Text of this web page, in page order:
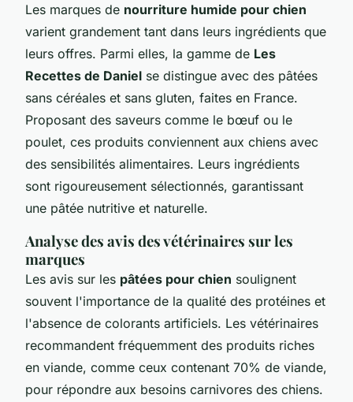
Les marques de nourriture humide pour chien
varient grandement tant dans leurs ingrédients que
leurs offres. Parmi elles, la gamme de Les
Recettes de Daniel se distingue avec des pâtées
sans céréales et sans gluten, faites en France.
Proposant des saveurs comme le bœuf ou le
poulet, ces produits conviennent aux chiens avec
des sensibilités alimentaires. Leurs ingrédients
sont rigoureusement sélectionnés, garantissant
une pâtée nutritive et naturelle.
Analyse des avis des vétérinaires sur les
marques
Les avis sur les pâtées pour chien soulignent
souvent l'importance de la qualité des protéines et
l'absence de colorants artificiels. Les vétérinaires
recommandent fréquemment des produits riches
en viande, comme ceux contenant 70% de viande,
pour répondre aux besoins carnivores des chiens.